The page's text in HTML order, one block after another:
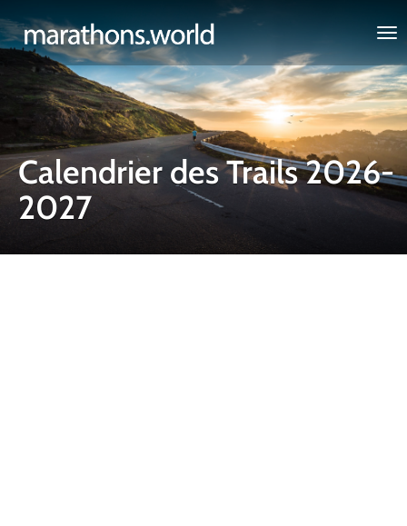
marathons.world
Calendrier des Trails 2026-
2027